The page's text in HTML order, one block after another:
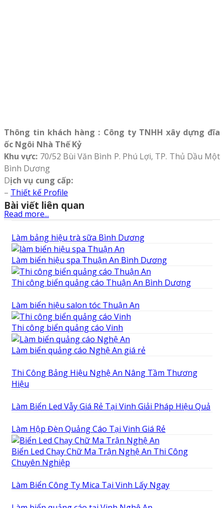
Thông tin khách hàng : Công ty TNHH xây dựng đĩa
ốc Ngôi Nhà Thế Kỷ
Khu vực: 70/52 Bùi Văn Bình P. Phú Lợi, TP. Thủ Dầu Một
Bình Dương
Dịch vụ cung cấp:
– Thiết kế Profile
Read more...
Bài viết liên quan
Làm bảng hiệu trà sữa Bình Dương
Làm biển hiệu spa Thuận An Bình Dương
Thi công biển quảng cáo Thuận An Bình Dương
Làm biển hiệu salon tóc Thuận An
Thi công biển quảng cáo Vinh
Làm biển quảng cáo Nghệ An giá rẻ
Thi Công Bảng Hiệu Nghệ An Nâng Tầm Thương
Hiệu
Làm Biển Led Vẫy Giá Rẻ Tại Vinh Giải Pháp Hiệu Quả
Làm Hộp Đèn Quảng Cáo Tại Vinh Giá Rẻ
Biển Led Chạy Chữ Ma Trận Nghệ An Thi Công
Chuyên Nghiệp
Làm Biển Công Ty Mica Tại Vinh Lấy Ngay